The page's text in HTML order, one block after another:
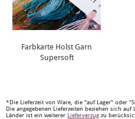
Farbkarte Holst Garn
Supersoft
*Die Lieferzeit von Ware, die "auf Lager" oder
Die angegebenen Lieferzeiten beziehen sich
Länder ist ein weiterer Lieferverzug zu